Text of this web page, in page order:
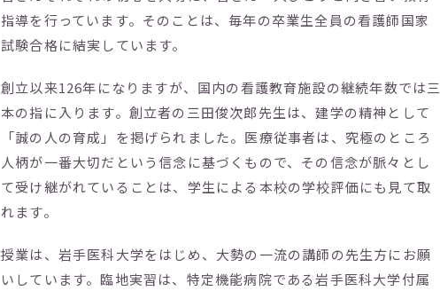
指導を行っています。そのことは、毎年の卒業生全員の看護師国家
試験合格に結実しています。
創立以来126年になりますが、国内の看護教育施設の継続年数では三
本の指に入ります。創立者の三田俊次郎先生は、建学の精神として
「誠の人の育成」を掲げられました。医療従事者は、究極のところ
人柄が一番大切だという信念に基づくもので、その信念が脈々とし
て受け継がれていることは、学生による本校の学校評価にも見て取
れます。
授業は、岩手医科大学をはじめ、大勢の一流の講師の先生方にお願
いしています。臨地実習は、特定機能病院である岩手医科大学付属